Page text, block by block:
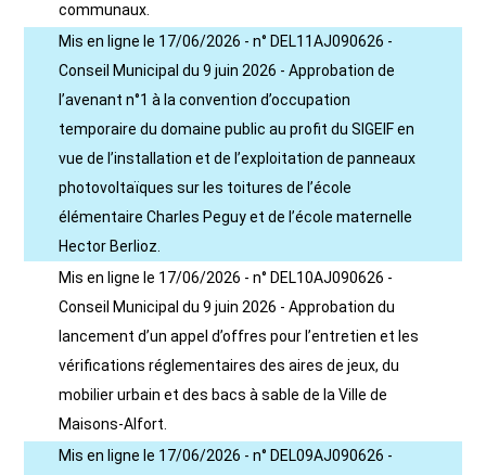
communaux.
Mis en ligne le 17/06/2026 - n° DEL11AJ090626 -
Conseil Municipal du 9 juin 2026 - Approbation de
l’avenant n°1 à la convention d’occupation
temporaire du domaine public au profit du SIGEIF en
vue de l’installation et de l’exploitation de panneaux
photovoltaïques sur les toitures de l’école
élémentaire Charles Peguy et de l’école maternelle
Hector Berlioz.
Mis en ligne le 17/06/2026 - n° DEL10AJ090626 -
Conseil Municipal du 9 juin 2026 - Approbation du
lancement d’un appel d’offres pour l’entretien et les
vérifications réglementaires des aires de jeux, du
mobilier urbain et des bacs à sable de la Ville de
Maisons-Alfort.
Mis en ligne le 17/06/2026 - n° DEL09AJ090626 -